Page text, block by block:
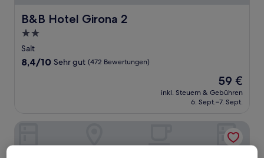
B&B Hotel Girona 2
B&B Hotel Girona 2
2.0-
Sterne-
Unterkunft
Salt
8.4
Bewertungen)
8,4/10 Sehr gut (472 Bewertungen)
Der
Preis
beträgt
59 €
inkl. Steuern & Gebühren
6. Sept.–7. Sept.